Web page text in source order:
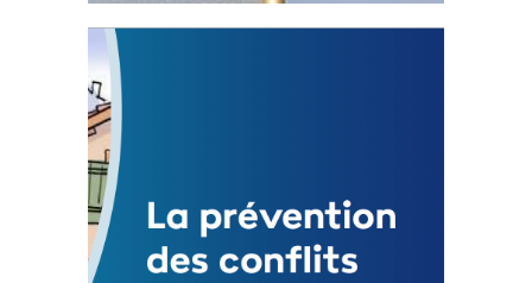
Statut de l’élu local
3 avril 2024
Mise à jour avril 2024
FEUILLETER